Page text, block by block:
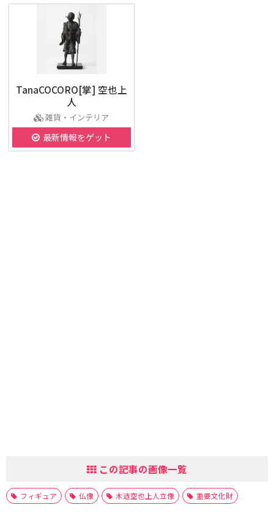
TanaCOCORO[掌] 空也上
人
雑貨・インテリア
最新情報をゲット
この記事の画像一覧
フィギュア 仏像 木造空也上人立像 重要文化財